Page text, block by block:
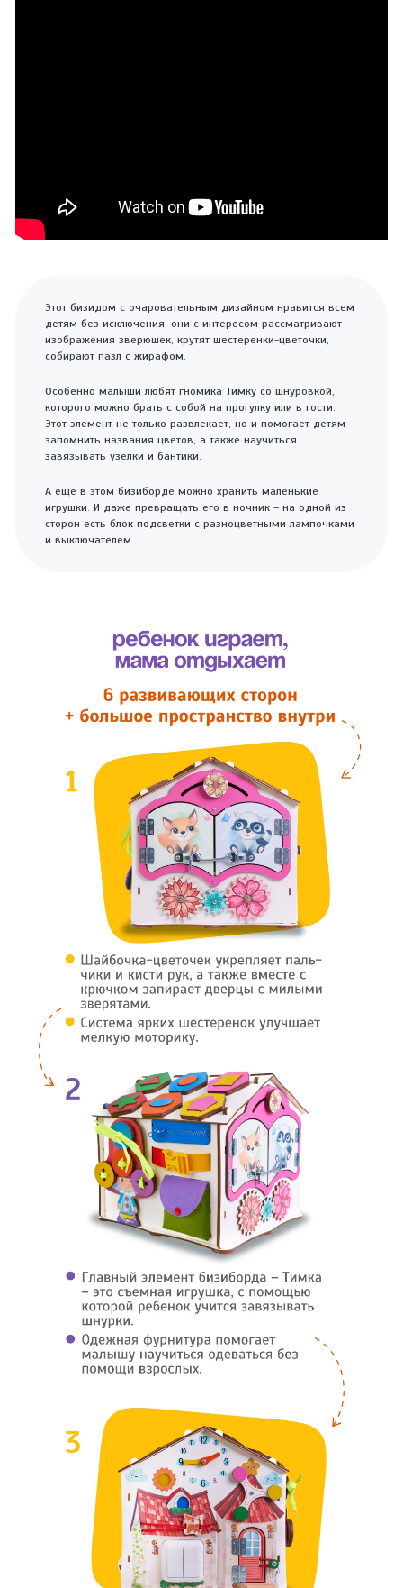
Этот бизидом с очаровательным дизайном нравится всем
детям без исключения: они с интересом рассматривают
изображения зверюшек, крутят шестеренки-цветочки,
собирают пазл с жирафом.
Особенно малыши любят гномика Тимку со шнуровкой,
которого можно брать с собой на прогулку или в гости.
Этот элемент не только развлекает, но и помогает детям
запомнить названия цветов, а также научиться
завязывать узелки и бантики.
А еще в этом бизиборде можно хранить маленькие
игрушки. И даже превращать его в ночник – на одной из
сторон есть блок подсветки с разноцветными лампочками
и выключателем.